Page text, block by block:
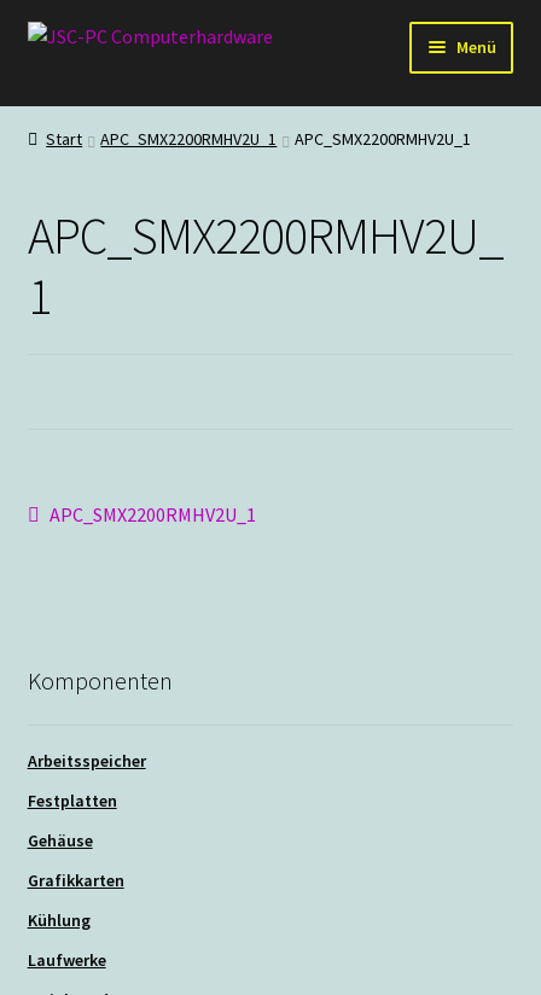
Zur
Zum
Menü
Hardware
Staubschutz
Start APC_SMX2200RMHV2U_1 APC_SMX2200RMHV2U_1
APC_SMX2200RMHV2U_
1
Beitragsnavigation
Vorheriger
APC_SMX2200RMHV2U_1
Komponenten
Arbeitsspeicher
Festplatten
Gehäuse
Grafikkarten
Kühlung
Laufwerke